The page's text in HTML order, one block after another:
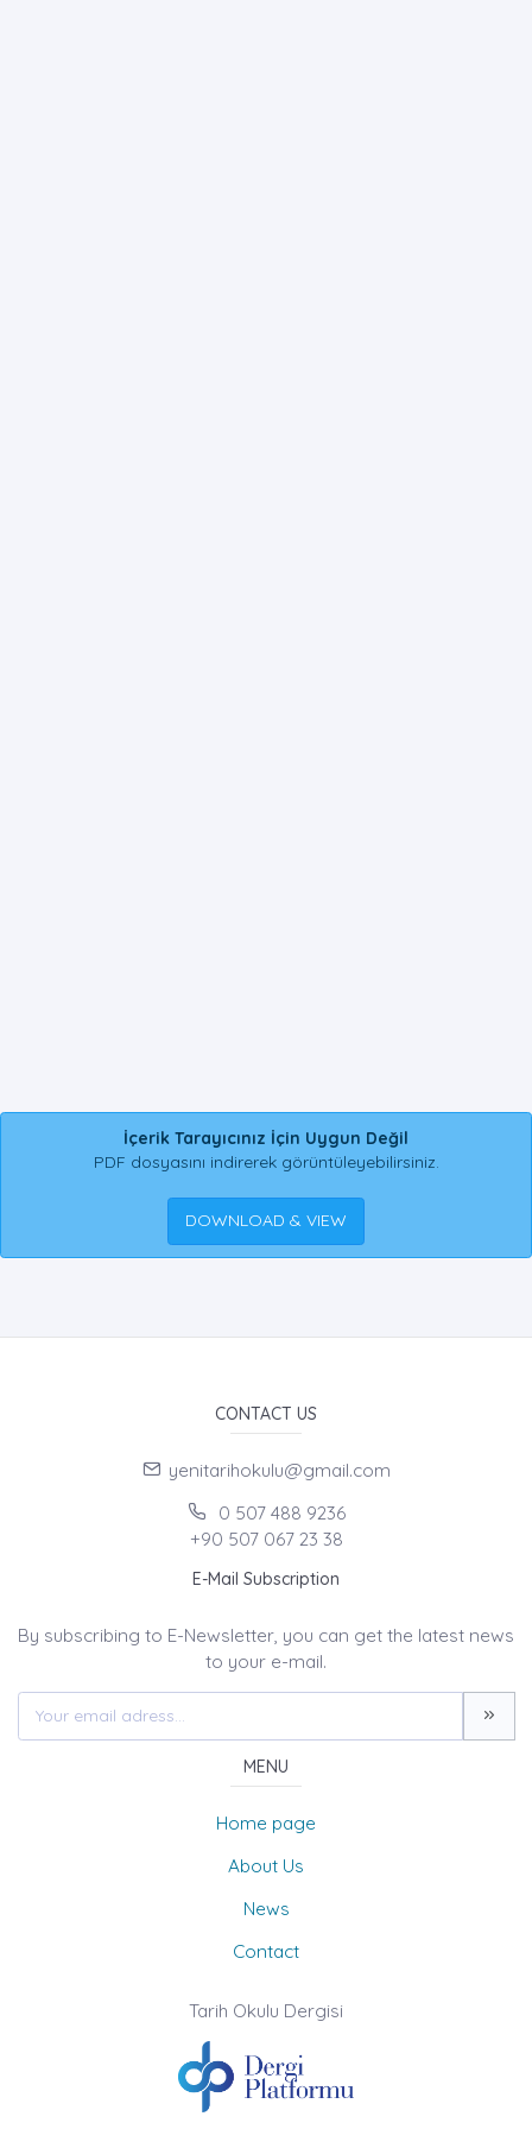
İçerik Tarayıcınız İçin Uygun Değil
PDF dosyasını indirerek görüntüleyebilirsiniz.
DOWNLOAD & VIEW
CONTACT US
yenitarihokulu@gmail.com
0 507 488 9236
+90 507 067 23 38
E-Mail Subscription
By subscribing to E-Newsletter, you can get the latest news
to your e-mail.
MENU
Home page
About Us
News
Contact
Tarih Okulu Dergisi